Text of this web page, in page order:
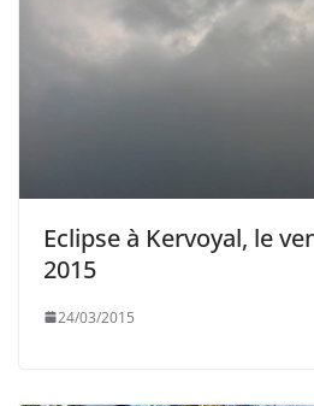
Eclipse à Kervoyal, le
2015
24/03/2015